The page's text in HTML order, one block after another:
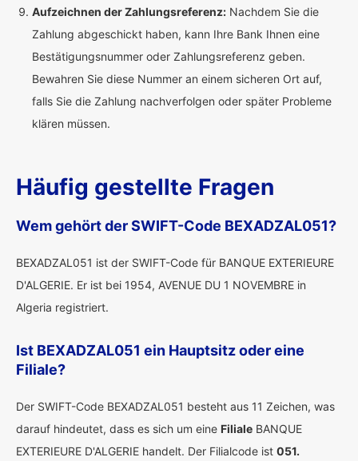
Aufzeichnen der Zahlungsreferenz: Nachdem Sie die
Zahlung abgeschickt haben, kann Ihre Bank Ihnen eine
Bestätigungsnummer oder Zahlungsreferenz geben.
Bewahren Sie diese Nummer an einem sicheren Ort auf,
falls Sie die Zahlung nachverfolgen oder später Probleme
klären müssen.
Häufig gestellte Fragen
Wem gehört der SWIFT-Code BEXADZAL051?
BEXADZAL051 ist der SWIFT-Code für BANQUE EXTERIEURE
D'ALGERIE. Er ist bei 1954, AVENUE DU 1 NOVEMBRE in
Algeria registriert.
Ist BEXADZAL051 ein Hauptsitz oder eine
Filiale?
Der SWIFT-Code BEXADZAL051 besteht aus 11 Zeichen, was
darauf hindeutet, dass es sich um eine Filiale BANQUE
EXTERIEURE D'ALGERIE handelt. Der Filialcode ist 051.